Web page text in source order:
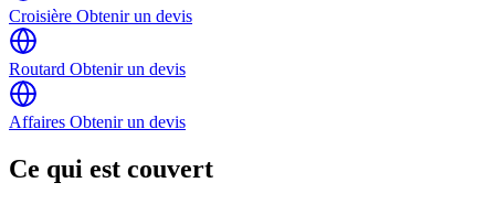
Croisière Obtenir un devis
Routard Obtenir un devis
Affaires Obtenir un devis
Ce qui est couvert